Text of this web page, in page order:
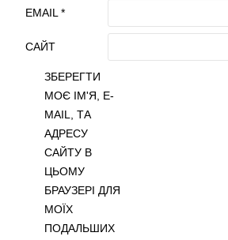
EMAIL *
САЙТ
ЗБЕРЕГТИ
МОЄ ІМ'Я, E-
MAIL, ТА
АДРЕСУ
САЙТУ В
ЦЬОМУ
БРАУЗЕРІ ДЛЯ
МОЇХ
ПОДАЛЬШИХ